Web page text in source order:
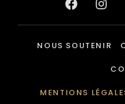
NOUS SOUTENIR
MENTIONS